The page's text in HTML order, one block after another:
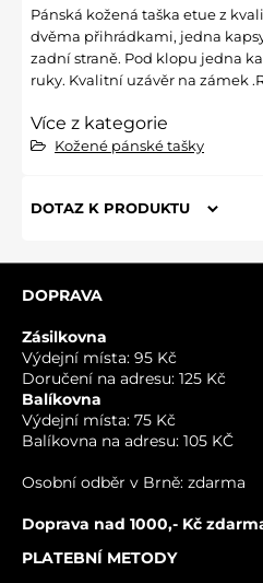
Pánská kožená taška etue z
dvěma přihrádkami, jedna
zadní straně. Pod klopu jedna
ruky. Kvalitní uzávěr na zámek
Více z kategorie
Kožené pánské tašky
DOTAZ K PRODUKTU
VÁŠ E-MAIL
DOPRAVA
Zásilkovna
Výdejní místa: 95 Kč
Doručení na adresu: 125 Kč
Balíkovna
Výdejní místa: 75 Kč
Balíkovna na adresu: 105 KČ
Osobní odběr v Brně: zdarma
Doprava nad 1000,- Kč
PLATEBNÍ METODY